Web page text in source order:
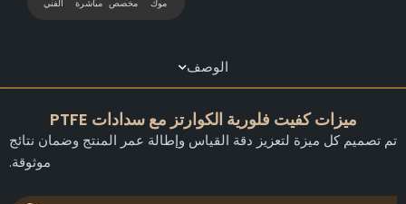
موك
مخصص مباشرة
الفني
الوصف
ميزات كفيت فلورية الكوارتز مع سدادات PTFE
تم تصميم كل ميزة لتعزيز دقة القياس وإطالة عمر المنتج وضمان نتائج
موثوقة.